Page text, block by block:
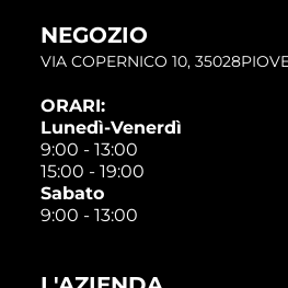
NEGOZIO
VIA COPERNICO 10,
ORARI:
Lunedì-Venerdì
9:00 - 13:00
15:00 - 19:00
Sabato
9:00 - 13:00